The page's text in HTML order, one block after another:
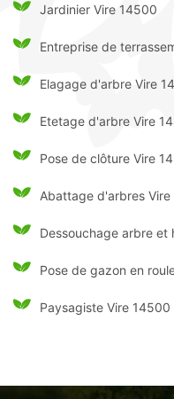
Jardinier Vire 14500
Entreprise de
Elagage d'arbre Vire
Etetage d'arbre Vire
Pose de clôture Vire
Abattage d'arbres
Dessouchage arbre et
Pose de gazon en
Paysagiste Vire 14500